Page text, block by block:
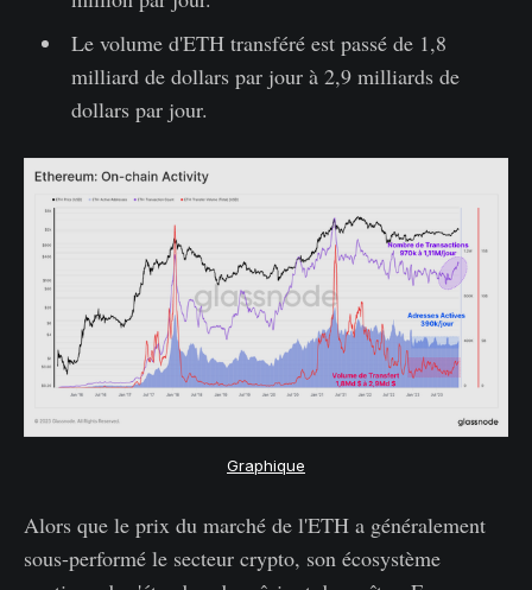
Le volume d'ETH transféré est passé de 1,8
milliard de dollars par jour à 2,9 milliards de
dollars par jour.
Graphique
Alors que le prix du marché de l'ETH a généralement
sous-performé le secteur crypto, son écosystème